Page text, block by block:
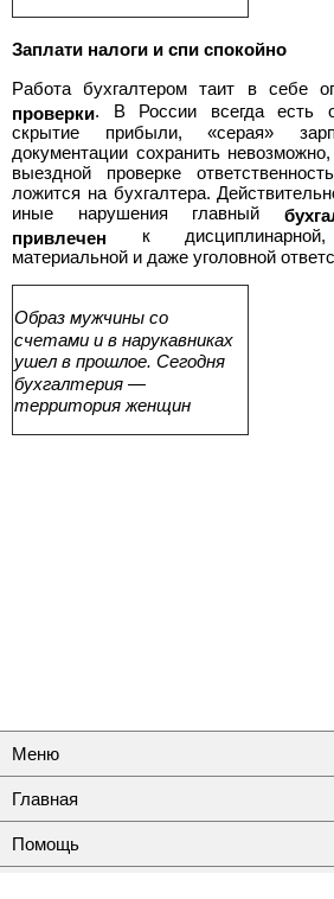
Заплати налоги и спи спокойно
Работа бухгалтером таит в себе
проверки. В России всегда есть
скрытие прибыли, «серая»
документации сохранить
выездной проверке
ложится на бухгалтера.
иные нарушения главный
привлечен к дисциплинарной,
материальной и даже уголовной
Образ мужчины со
счетами и в нарукавниках
ушел в прошлое. Сегодня
бухгалтерия —
территория женщин
Меню
Главная
Помощь